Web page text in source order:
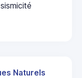
Naturels